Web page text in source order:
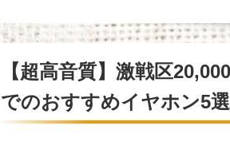
【超高音質】激戦区
でのおすすめイヤホン5選